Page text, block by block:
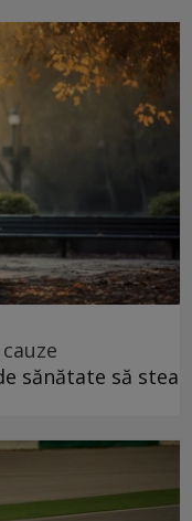
sănătate să stea